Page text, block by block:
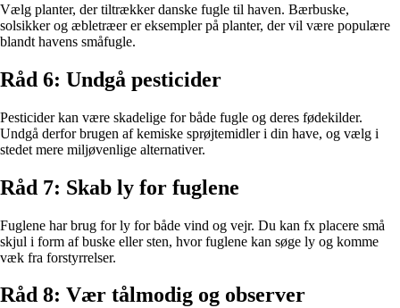
Vælg planter, der tiltrækker danske fugle til haven. Bærbuske,
solsikker og æbletræer er eksempler på planter, der vil være populære
blandt havens småfugle.
Råd 6: Undgå pesticider
Pesticider kan være skadelige for både fugle og deres fødekilder.
Undgå derfor brugen af kemiske sprøjtemidler i din have, og vælg i
stedet mere miljøvenlige alternativer.
Råd 7: Skab ly for fuglene
Fuglene har brug for ly for både vind og vejr. Du kan fx placere små
skjul i form af buske eller sten, hvor fuglene kan søge ly og komme
væk fra forstyrrelser.
Råd 8: Vær tålmodig og observer